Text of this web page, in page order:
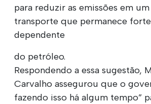
para reduzir as emissões em
transporte que permanece
dependente
do petróleo.
Respondendo a essa sugestão,
Carvalho assegurou que o
fazendo isso há algum tempo”